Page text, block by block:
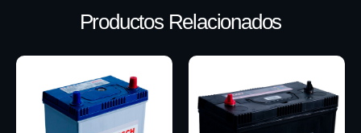
Productos Relacionados